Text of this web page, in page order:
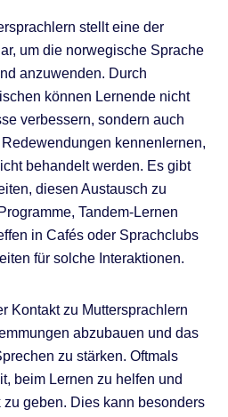
stellt eine der
um die norwegische Sprache
anzuwenden. Durch
können Lernende nicht
verbessern, sondern auch
kennenlernen,
behandelt werden. Es gibt
diesen Austausch zu
Tandem-Lernen
in Cafés oder Sprachclubs
für solche Interaktionen.
Kontakt zu Muttersprachlern
abzubauen und das
zu stärken. Oftmals
beim Lernen zu helfen und
geben. Dies kann besonders